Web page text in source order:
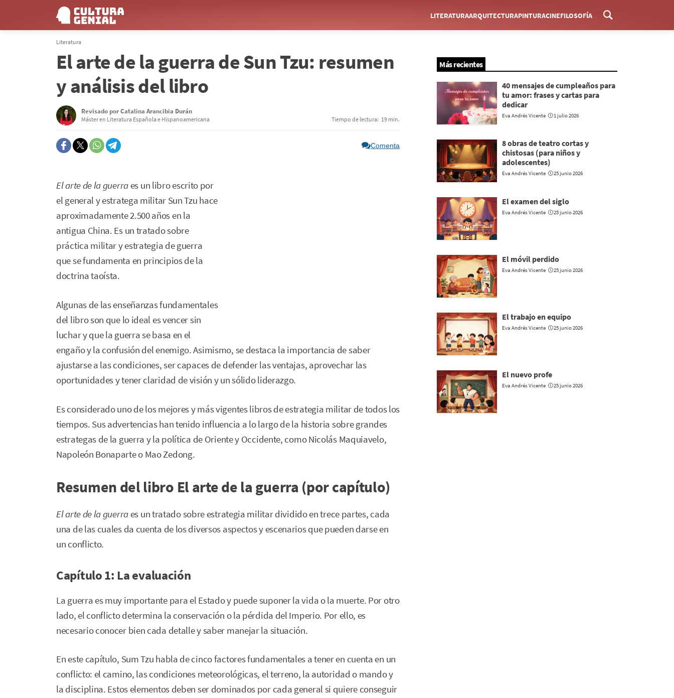
Menú
LITERATURAARQUITECTURAPINTURACINEFILOSOFÍA
Literatura
El arte de la guerra de Sun Tzu: resumen
y análisis del libro
Revisado porCatalina Arancibia Durán
Máster en Literatura Española e Hispanoamericana Tiempo de lectura: 19 min.
Comenta
El arte de la guerra es un libro escrito por
el general y estratega militar Sun Tzu hace
aproximadamente 2.500 años en la
antigua China. Es un tratado sobre
práctica militar y estrategia de guerra
que se fundamenta en principios de la
doctrina taoísta.
Algunas de las enseñanzas fundamentales
del libro son que lo ideal es vencer sin
luchar y que la guerra se basa en el
engaño y la confusión del enemigo. Asimismo, se destaca la importancia de saber
ajustarse a las condiciones, ser capaces de defender las ventajas, aprovechar las
oportunidades y tener claridad de visión y un sólido liderazgo.
Es considerado uno de los mejores y más vigentes libros de estrategia militar de todos los
tiempos. Sus advertencias han tenido influencia a lo largo de la historia sobre grandes
estrategas de la guerra y la política de Oriente y Occidente, como Nicolás Maquiavelo,
Napoleón Bonaparte o Mao Zedong.
Resumen del libro El arte de la guerra (por capítulo)
El arte de la guerra es un tratado sobre estrategia militar dividido en trece partes, cada
una de las cuales da cuenta de los diversos aspectos y escenarios que pueden darse en
un conflicto.
Capítulo 1: La evaluación
La guerra es muy importante para el Estado y puede suponer la vida o la muerte. Por otro
lado, el conflicto determina la conservación o la pérdida del Imperio. Por ello, es
necesario conocer bien cada detalle y saber manejar la situación.
En este capítulo, Sum Tzu habla de cinco factores fundamentales a tener en cuenta en un
conflicto: el camino, las condiciones meteorológicas, el terreno, la autoridad o mando y
la disciplina. Estos elementos deben ser dominados por cada general si quiere conseguir
Más recientes
40 mensajes de cumpleaños para
tu amor: frases y cartas para
dedicar
Eva Andrés Vicente 1 julio 2026
8 obras de teatro cortas y
chistosas (para niños y
adolescentes)
Eva Andrés Vicente 25 junio 2026
El examen del siglo
Eva Andrés Vicente 25 junio 2026
El móvil perdido
Eva Andrés Vicente 25 junio 2026
El trabajo en equipo
Eva Andrés Vicente 25 junio 2026
El nuevo profe
Eva Andrés Vicente 25 junio 2026